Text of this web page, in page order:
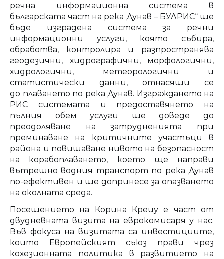
речна информационна система в
българската част на река Дунав – БУЛРИС“ ще
бъде изградена система за речни
информационни услуги, която събира,
обработва, контролира и разпространява
геодезични, хидрографични, морфологични,
хидрологични, метеорологични и
статистически данни, отнасящи се
до плаването по река Дунав. Изграждането на
РИС системата и предоставянето на
пълния обем услуги ще доведе до
преодоляване на затрудненията при
преминаване на критичните участъци в
района и повишаване нивото на безопасност
на корабоплаването, което ще направи
вътрешно водния транспорт по река Дунав
по-ефективен и ще допринесе за опазването
на околната среда.
Посещението на Корина Крецу е част от
двудневната визита на еврокомисаря у нас.
Във фокуса на визитата са инвестициите,
които Европейският съюз прави чрез
кохезионната политика в развитието на